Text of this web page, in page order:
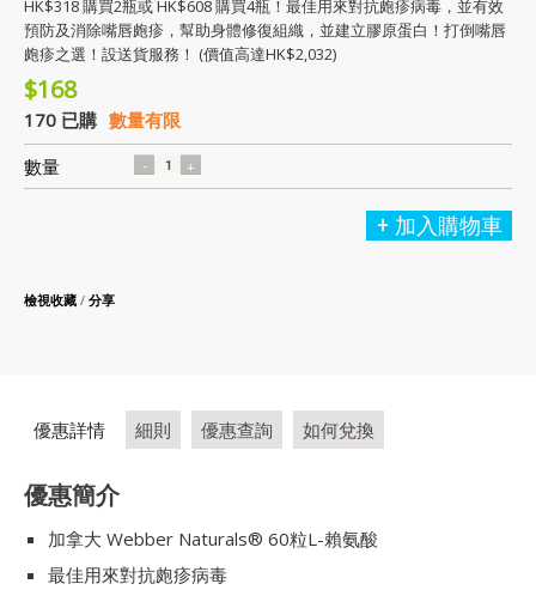
HK$318 購買2瓶或 HK$608 購買4瓶！最佳用來對抗皰疹病毒，並有效
預防及消除嘴唇皰疹，幫助身體修復組織，並建立膠原蛋白！打倒嘴唇
皰疹之選！設送貨服務！ (價值高達HK$2,032)
$168
170 已購 數量有限
數量
加入購物車
檢視收藏 / 分享
優惠詳情 細則 優惠查詢 如何兌換
優惠簡介
加拿大 Webber Naturals® 60粒L-賴氨酸
最佳用來對抗皰疹病毒